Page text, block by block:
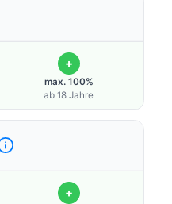
+
max. 100%
ab 18 Jahre
+